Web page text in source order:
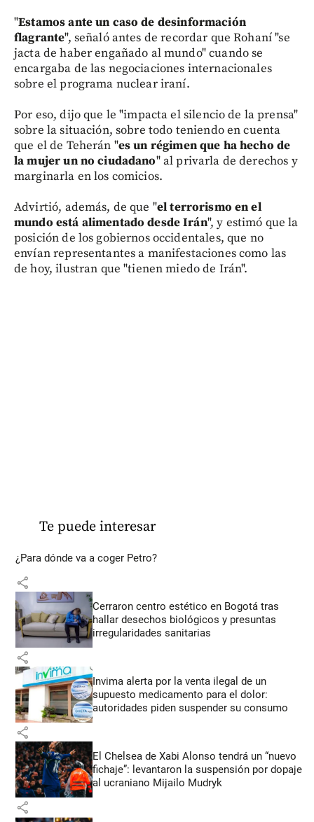
"Estamos ante un caso de desinformación
flagrante", señaló antes de recordar que Rohaní "se
jacta de haber engañado al mundo" cuando se
encargaba de las negociaciones internacionales
sobre el programa nuclear iraní.
Por eso, dijo que le "impacta el silencio de la prensa"
sobre la situación, sobre todo teniendo en cuenta
que el de Teherán "es un régimen que ha hecho de
la mujer un no ciudadano" al privarla de derechos y
marginarla en los comicios.
Advirtió, además, de que "el terrorismo en el
mundo está alimentado desde Irán", y estimó que la
posición de los gobiernos occidentales, que no
envían representantes a manifestaciones como las
de hoy, ilustran que "tienen miedo de Irán".
Te puede interesar
¿Para dónde va a coger Petro?
share
Cerraron centro estético en Bogotá tras
hallar desechos biológicos y presuntas
irregularidades sanitarias
share
Invima alerta por la venta ilegal de un
supuesto medicamento para el dolor:
autoridades piden suspender su consumo
share
El Chelsea de Xabi Alonso tendrá un “nuevo
fichaje”: levantaron la suspensión por dopaje
al ucraniano Mijailo Mudryk
share